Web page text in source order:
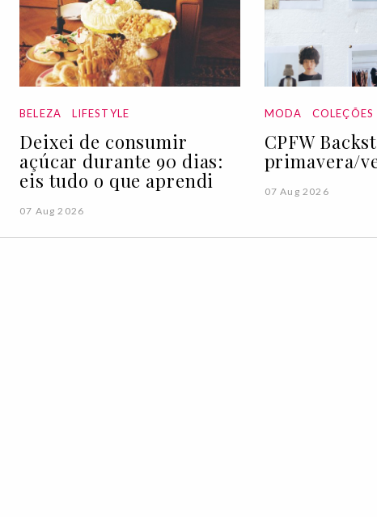
BELEZA LIFESTYLE
Deixei de consumir
açúcar durante 90 dias:
eis tudo o que aprendi
07 Aug 2026
MODA COLEÇÕES
CPFW
primavera/
07 Aug 2026